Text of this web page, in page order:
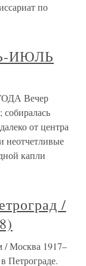
по
ИЮЛЬ
Вечер
от центра
капли
/
/ Москва 1917–
Петрограде.